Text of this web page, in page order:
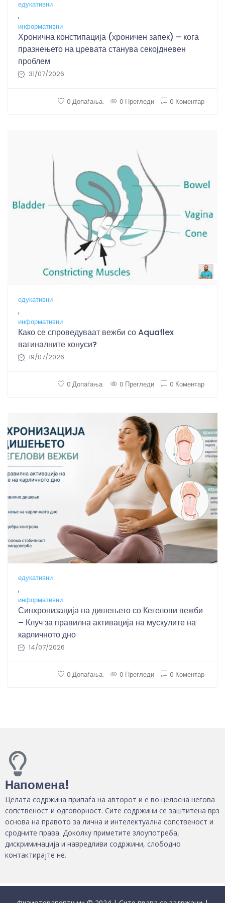
едукативни
,
информативни
Хронична констипација (хроничен запек) – кога
празнењето на цревата станува секојдневен
проблем
31/07/2026
0 Допаѓања. 0 Прегледи 0 Коментар
едукативни
,
информативни
Како се спроведуваат вежби со Aquaflex
вагиналните конуси?
19/07/2026
0 Допаѓања. 0 Прегледи 0 Коментар
едукативни
,
информативни
Синхронизација на дишењето со Кегелови вежби
– Клуч за правилна активација на мускулите на
карличното дно
14/07/2026
0 Допаѓања. 0 Прегледи 0 Коментар
Напомена!
Целата содржина припаѓа на авторот и е во целосна негова
сопственост и одговорност. Сите содржини се заштитена врз
основа на правото за лична и интелектуална сопственост и
сродните права. Доколку приметите злоупотреба,
дискриминација и навредливи содржини, слободно
контактирајте не.